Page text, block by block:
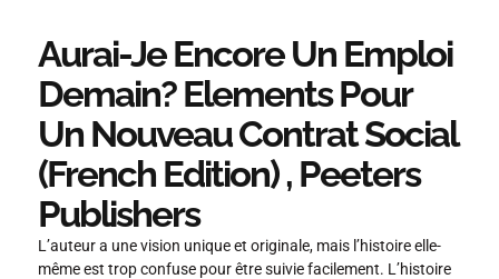
Aurai-Je Encore Un Emploi
Demain? Elements Pour
Un Nouveau Contrat Social
(French Edition) , Peeters
Publishers
L’auteur a une vision unique et originale, mais l’histoire elle-
même est trop confuse pour être suivie facilement. L’histoire